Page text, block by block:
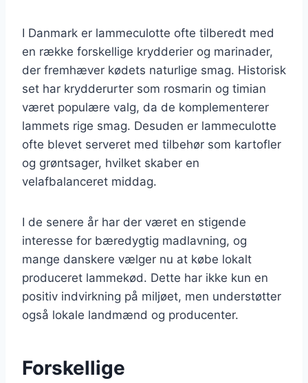
I Danmark er lammeculotte ofte tilberedt med
en række forskellige krydderier og marinader,
der fremhæver kødets naturlige smag. Historisk
set har krydderurter som rosmarin og timian
været populære valg, da de komplementerer
lammets rige smag. Desuden er lammeculotte
ofte blevet serveret med tilbehør som kartofler
og grøntsager, hvilket skaber en
velafbalanceret middag.
I de senere år har der været en stigende
interesse for bæredygtig madlavning, og
mange danskere vælger nu at købe lokalt
produceret lammekød. Dette har ikke kun en
positiv indvirkning på miljøet, men understøtter
også lokale landmænd og producenter.
Forskellige